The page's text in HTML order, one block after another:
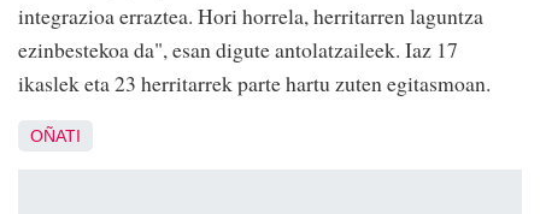
integrazioa erraztea. Hori horrela, herritarren laguntza
ezinbestekoa da", esan digute antolatzaileek. Iaz 17
ikaslek eta 23 herritarrek parte hartu zuten egitasmoan.
OÑATI